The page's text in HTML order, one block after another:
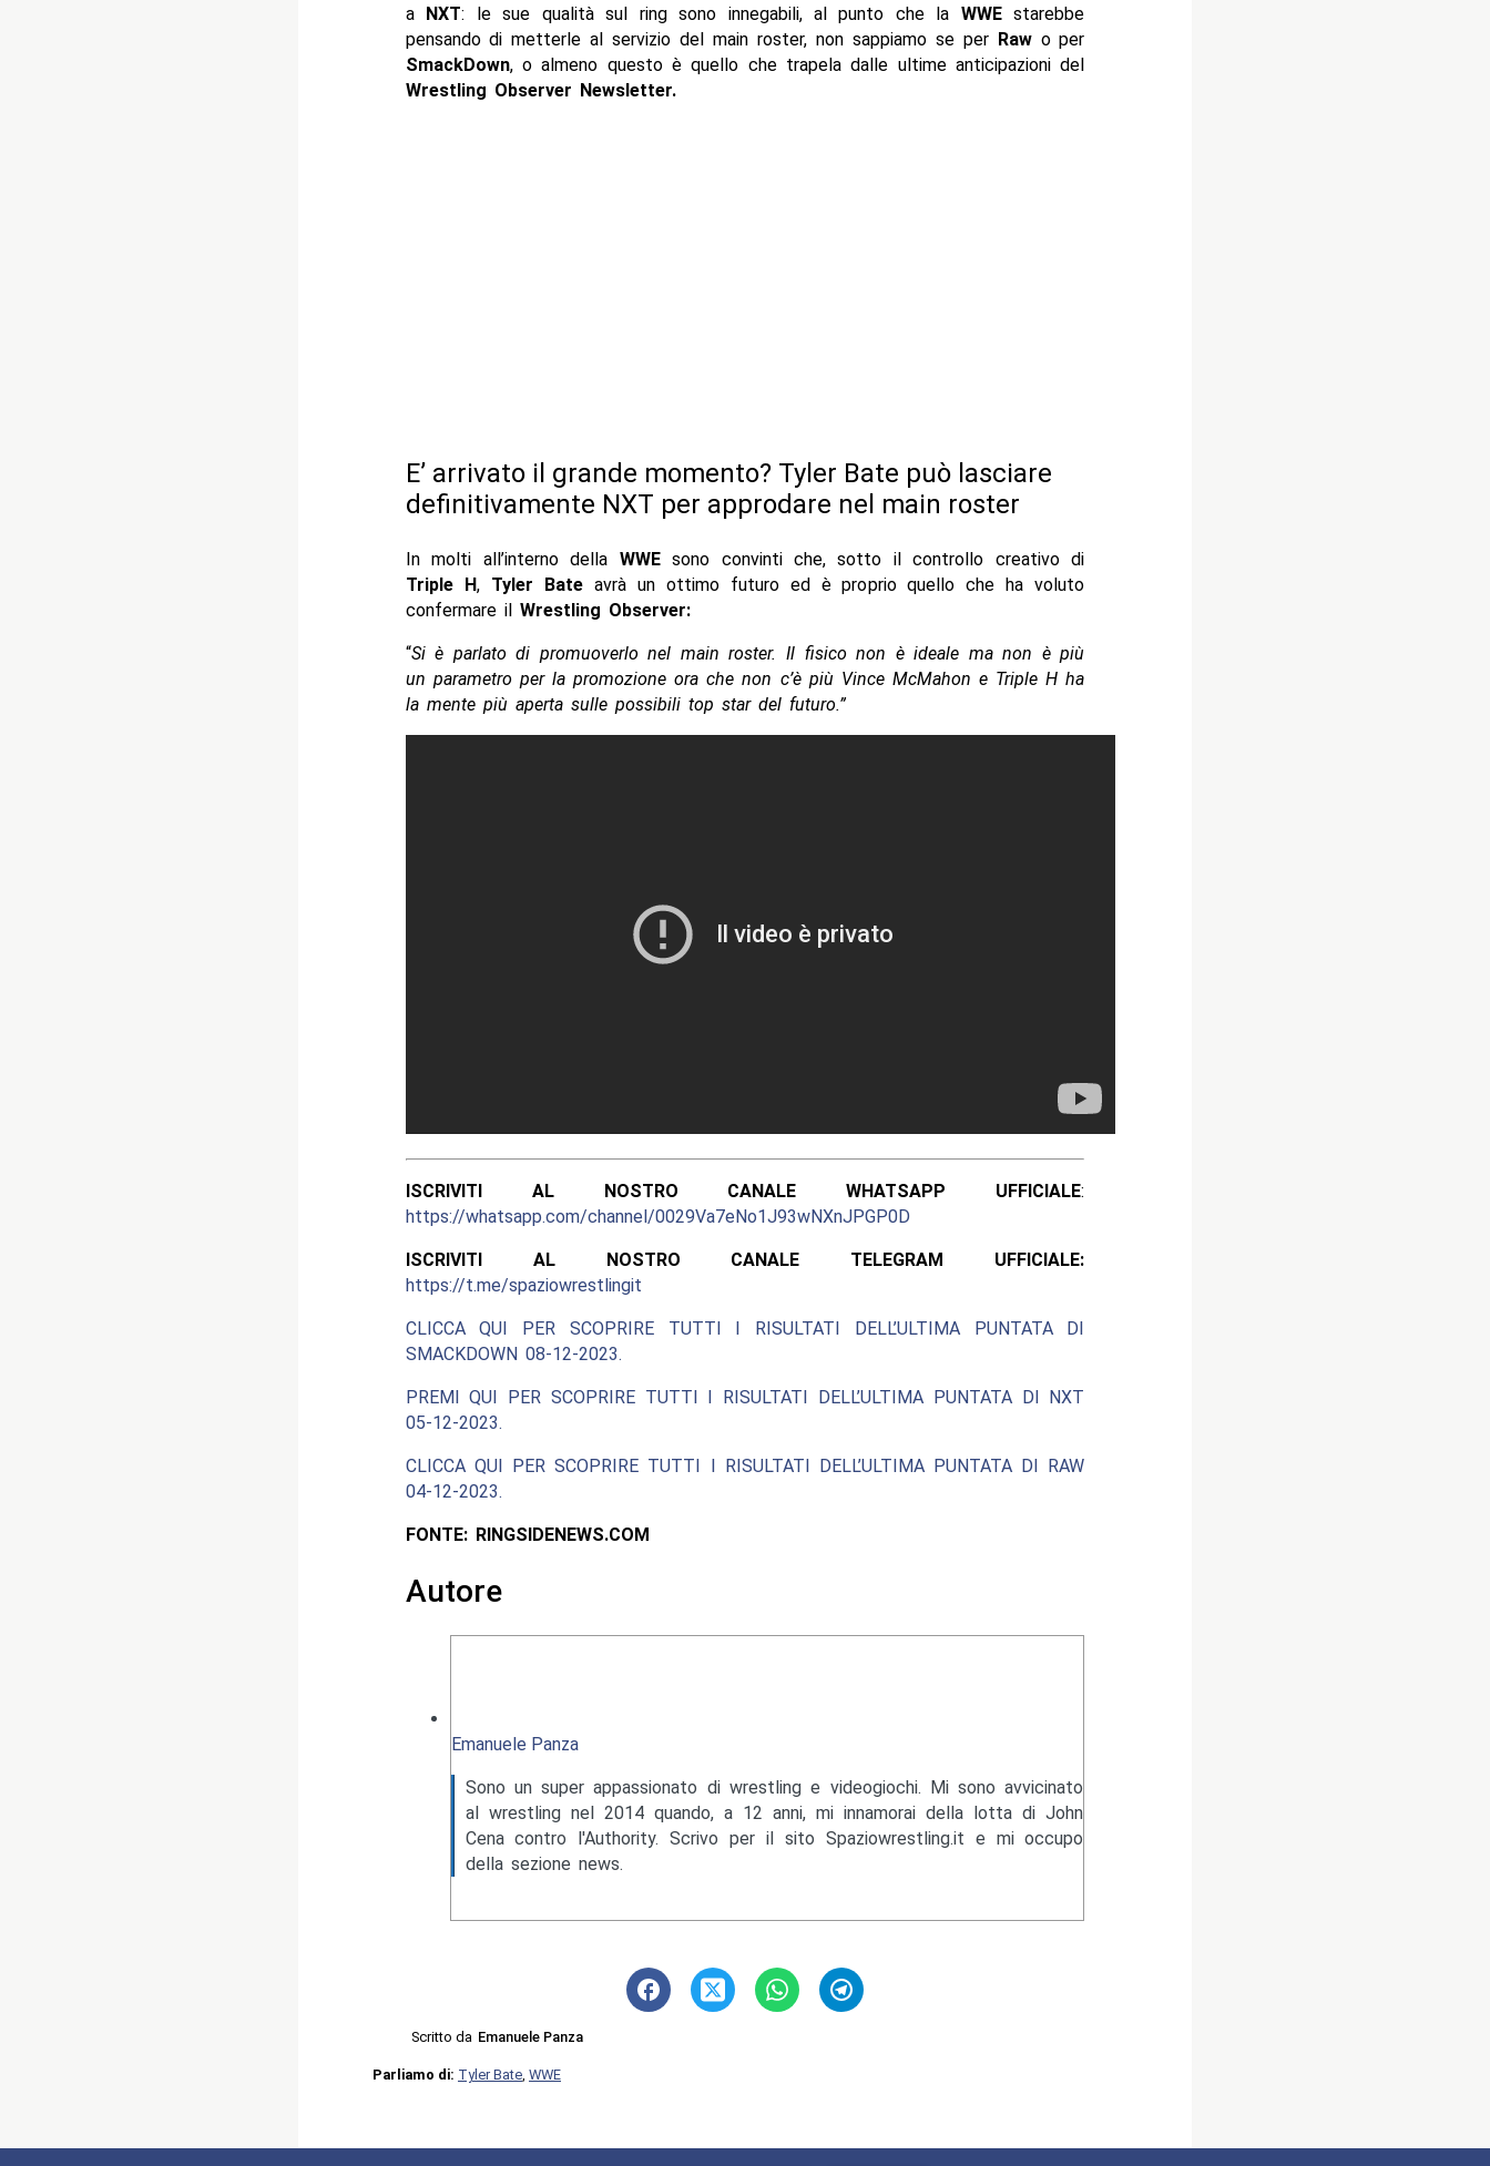
a NXT: le sue qualità sul ring sono innegabili, al punto che la WWEstarebbe
pensando di metterle al servizio del main roster, non sappiamo se per Rawo per
SmackDown, o almeno questo è quello che trapela dalle ultime anticipazioni del
Wrestling Observer Newsletter.
E’ arrivato il grande momento? Tyler Bate può lasciare
definitivamente NXT per approdare nel main roster
In molti all’interno della WWEsono convinti che, sotto il controllo creativo di
Triple H, Tyler Bateavrà un ottimo futuro ed è proprio quello che ha voluto
confermare il Wrestling Observer:
“Si è parlato di promuoverlo nel main roster. Il fisico non è ideale ma non è più
un parametro per la promozione ora che non c’è più Vince McMahon e Triple H ha
la mente più aperta sulle possibili top star del futuro.”
ISCRIVITI AL NOSTRO CANALE WHATSAPP UFFICIALE:
https://whatsapp.com/channel/0029Va7eNo1J93wNXnJPGP0D
ISCRIVITI AL NOSTRO CANALE TELEGRAM UFFICIALE:
https://t.me/spaziowrestlingit
CLICCA QUI PER SCOPRIRE TUTTI I RISULTATI DELL’ULTIMA PUNTATA DI
SMACKDOWN 08-12-2023.
PREMI QUI PER SCOPRIRE TUTTI I RISULTATI DELL’ULTIMA PUNTATA DI NXT
05-12-2023.
CLICCA QUI PER SCOPRIRE TUTTI I RISULTATI DELL’ULTIMA PUNTATA DI RAW
04-12-2023.
FONTE: RINGSIDENEWS.COM
Autore
Emanuele Panza
Sono un super appassionato di wrestling e videogiochi. Mi sono avvicinato
al wrestling nel 2014 quando, a 12 anni, mi innamorai della lotta di John
Cena contro l'Authority. Scrivo per il sito Spaziowrestling.it e mi occupo
della sezione news.
Scritto da Emanuele Panza
Parliamo di: Tyler Bate WWE